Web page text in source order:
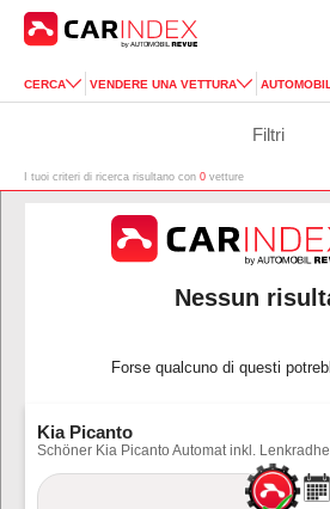
CERCA VENDERE UNA VETTURA
Filtri
I tuoi criteri di ricerca risultano con 0 vetture
Nessun
Forse qualcuno di questi
Kia Picanto